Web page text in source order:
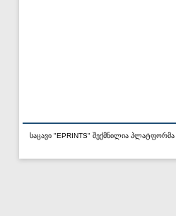
საცავი "EPRINTS" შექმნილია პლატფორმა